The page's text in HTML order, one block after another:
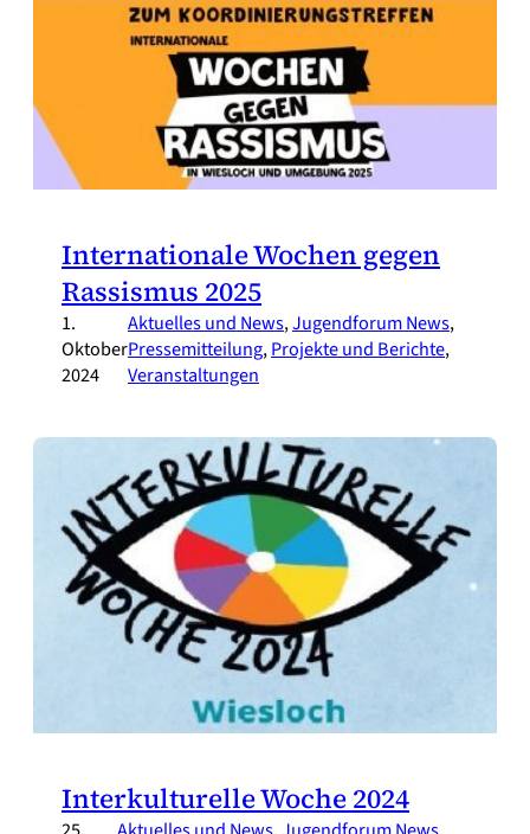
Internationale Wochen gegen
Rassismus 2025
1.
Oktober
2024
Aktuelles und News, Jugendforum News
Pressemitteilung, Projekte und Berichte
Veranstaltungen
Interkulturelle Woche 2024